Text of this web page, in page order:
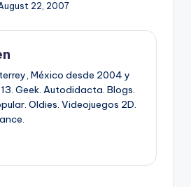
22, 2007
México desde 2004 y
Geek. Autodidacta. Blogs.
Oldies. Videojuegos 2D.